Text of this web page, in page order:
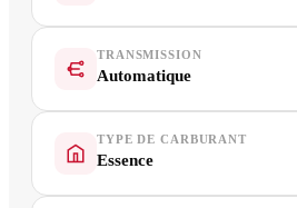
TRANSMISSION
Automatique
TYPE DE CARBURANT
Essence